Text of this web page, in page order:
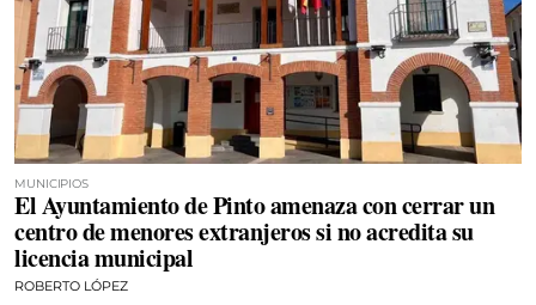
MUNICIPIOS
El Ayuntamiento de Pinto amenaza con cerrar un
centro de menores extranjeros si no acredita su
licencia municipal
ROBERTO LÓPEZ